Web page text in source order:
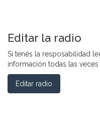
Editar la radio
Si tenés la resposabilidad
información todas las veces
Editar radio